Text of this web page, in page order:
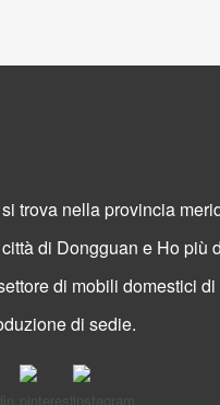
trova nella provincia
di Dongguan e Ho più
di mobili domestici di
di sedie.